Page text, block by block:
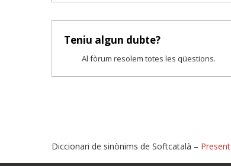
Teniu algun dubte?
Al fòrum resolem totes les qüestions.
Diccionari de sinònims de Softcatalà –